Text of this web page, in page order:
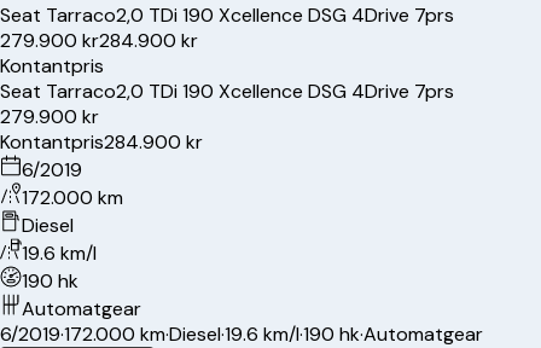
Seat Tarraco2,0 TDi 190 Xcellence DSG 4Drive 7prs
279.900 kr284.900 kr
Kontantpris
Seat Tarraco2,0 TDi 190 Xcellence DSG 4Drive 7prs
279.900 kr
Kontantpris284.900 kr
6/2019
172.000 km
Diesel
19.6 km/l
190 hk
Automatgear
6/2019·172.000 km·Diesel·19.6 km/l·190 hk·Automatgear